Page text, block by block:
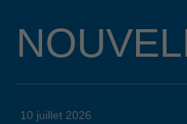
10 juillet 2026